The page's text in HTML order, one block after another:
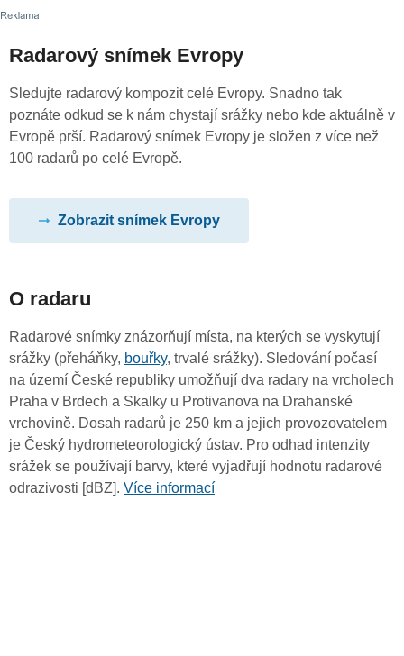
Radarový snímek Evropy
Sledujte radarový kompozit celé Evropy. Snadno tak
poznáte odkud se k nám chystají srážky nebo kde aktuálně v
Evropě prší. Radarový snímek Evropy je složen z více než
100 radarů po celé Evropě.
Zobrazit snímek Evropy
O radaru
Radarové snímky znázorňují místa, na kterých se vyskytují
srážky (přeháňky, bouřky, trvalé srážky). Sledování počasí
na území České republiky umožňují dva radary na vrcholech
Praha v Brdech a Skalky u Protivanova na Drahanské
vrchovině. Dosah radarů je 250 km a jejich provozovatelem
je Český hydrometeorologický ústav. Pro odhad intenzity
srážek se používají barvy, které vyjadřují hodnotu radarové
odrazivosti [dBZ]. Více informací